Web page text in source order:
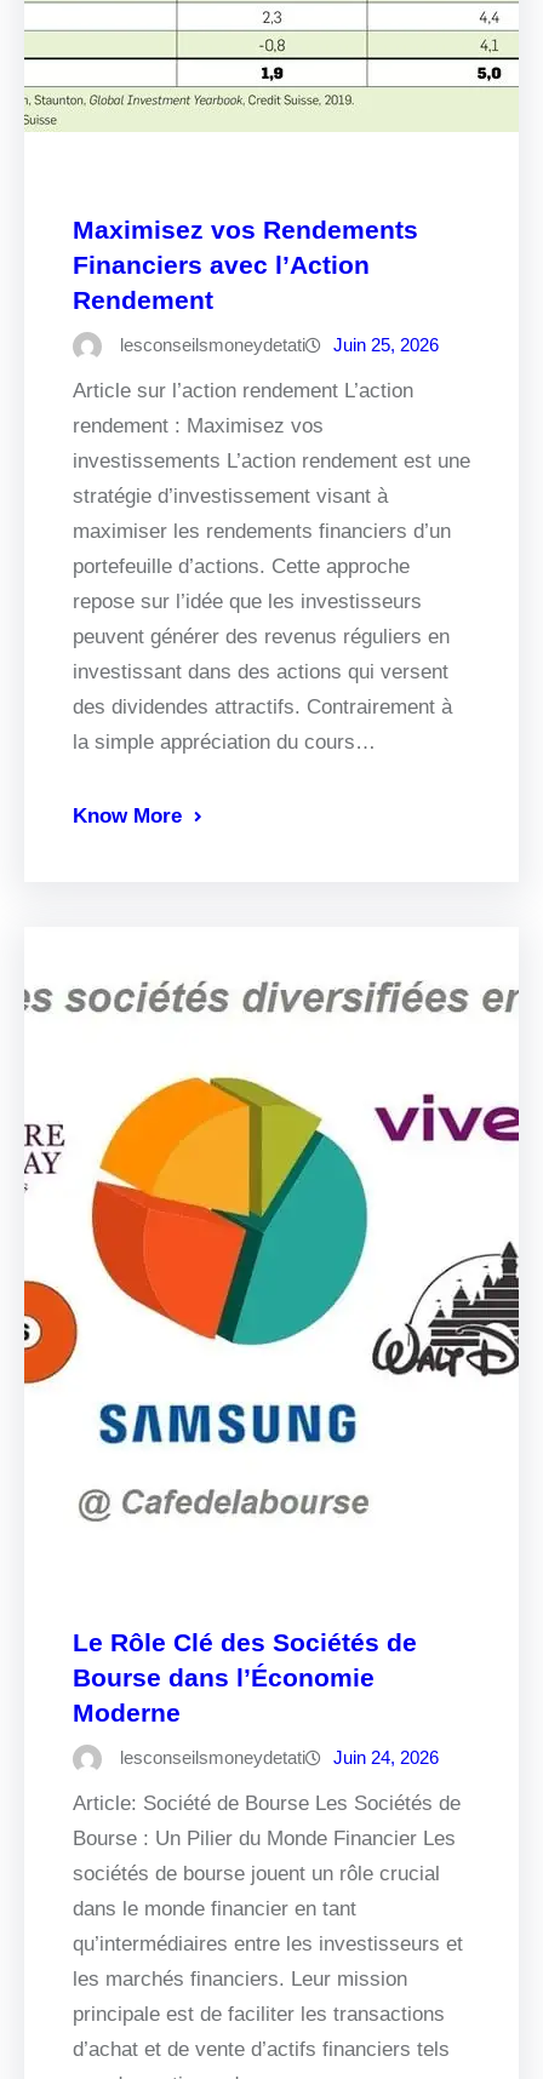
Maximisez vos Rendements
Financiers avec l’Action
Rendement
lesconseilsmoneydetati Juin 25, 2026
Article sur l’action rendement L’action
rendement : Maximisez vos
investissements L’action rendement est une
stratégie d’investissement visant à
maximiser les rendements financiers d’un
portefeuille d’actions. Cette approche
repose sur l’idée que les investisseurs
peuvent générer des revenus réguliers en
investissant dans des actions qui versent
des dividendes attractifs. Contrairement à
la simple appréciation du cours…
Know More
Le Rôle Clé des Sociétés de
Bourse dans l’Économie
Moderne
lesconseilsmoneydetati Juin 24, 2026
Article: Société de Bourse Les Sociétés de
Bourse : Un Pilier du Monde Financier Les
sociétés de bourse jouent un rôle crucial
dans le monde financier en tant
qu’intermédiaires entre les investisseurs et
les marchés financiers. Leur mission
principale est de faciliter les transactions
d’achat et de vente d’actifs financiers tels